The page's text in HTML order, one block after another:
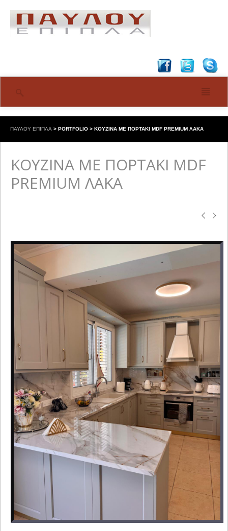
ΠΑΥΛΟΥ ΕΠΙΠΛΑ > PORTFOLIO > ΚΟΥΖΙΝΑ ΜΕ ΠΟΡΤΑΚΙ MDF PREMIUM ΛΑΚΑ
ΚΟΥΖΙΝΑ ΜΕ ΠΟΡΤΑΚΙ MDF
PREMIUM ΛΑΚΑ